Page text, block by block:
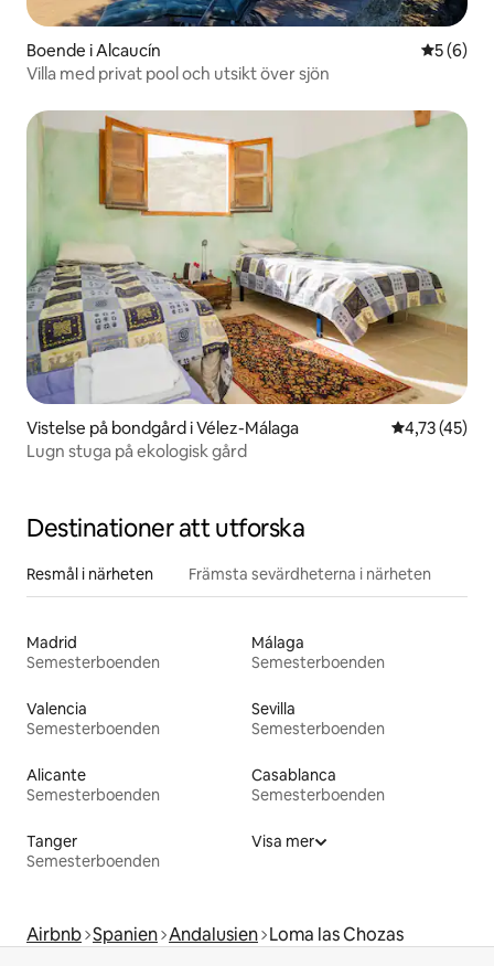
Boende i Alcaucín 5 av 5 i
5 (6)
Villa med privat pool och utsikt över sjön
Vistelse på bondgård i Vélez-Málaga 4,73 av 5 i
4,73 (45)
Lugn stuga på ekologisk gård
Destinationer att utforska
Resmål i närheten Främsta sevärdheterna i närheten
Madrid
Semesterboenden
Málaga
Semesterboenden
Valencia
Semesterboenden
Sevilla
Semesterboenden
Alicante
Semesterboenden
Casablanca
Semesterboenden
Tanger
Semesterboenden
Visa mer
Airbnb Spanien Andalusien Loma las Chozas